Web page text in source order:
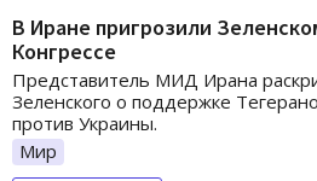
В Иране пригрозили
Конгрессе
Представитель МИД Ирана
Зеленского о поддержке
против Украины.
Мир